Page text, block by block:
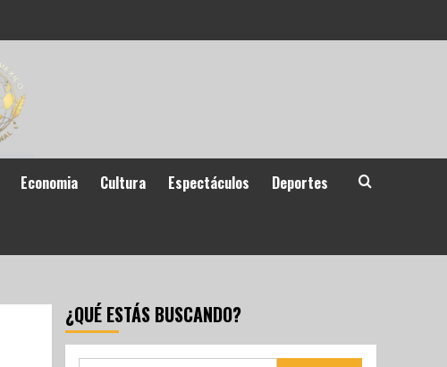
Economia Cultura Espectáculos Deportes
¿QUÉ ESTÁS BUSCANDO?